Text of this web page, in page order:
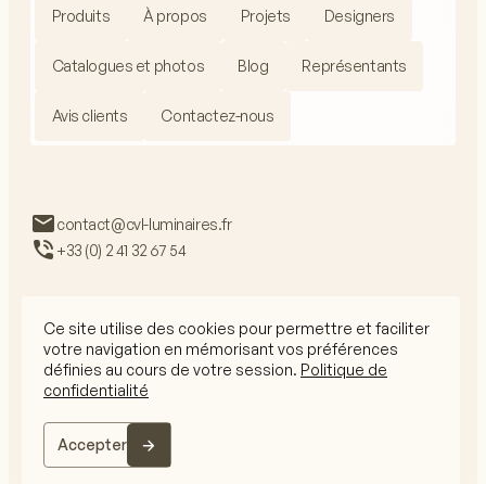
Ce site utilise des cookies pour permettre et faciliter
votre navigation en mémorisant vos préférences
définies au cours de votre session. Politique de
confidentialité
Accepter
Produits À propos Projets Designers
Catalogues et photos Blog Représentants
Avis clients Contactez-nous
contact@cvl-luminaires.fr
+33 (0) 2 41 32 67 54
© 2026 CVL Tous droits réservés
RGPD
Mentions légales
Le site internet est conçu par